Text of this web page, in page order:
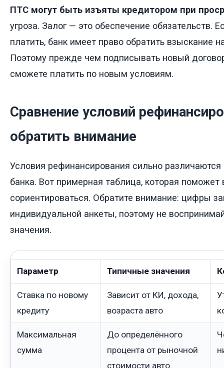
ПТС могут быть изъяты кредитором при
угроза. Залог — это обеспечение обязательств.
платить, банк имеет право обратить взыскание
Поэтому прежде чем подписывать новый
сможете платить по новым условиям.
Сравнение условий
обратить внимание
Условия рефинансирования сильно различаются
банка. Вот примерная таблица, которая поможет
сориентироваться. Обратите внимание: цифры
индивидуальной анкеты, поэтому не
значения.
Параметр Типичные значения
Ставка по новому
кредиту
Зависит от КИ, дохода,
возраста авто
Максимальная
сумма
До определённого
процента от рыночной
стоимости авто